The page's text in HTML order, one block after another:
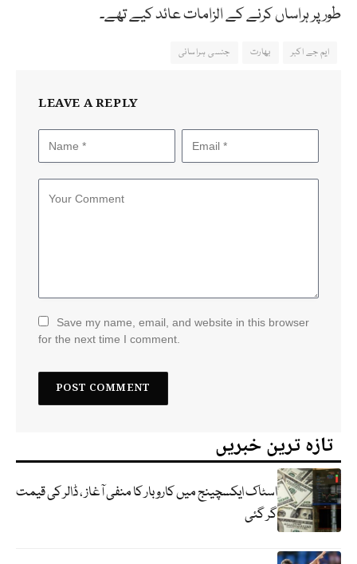
طور پر ہراساں کرنے کے الزامات عائد کیے تھے۔
ایم جے اکبر بھارت جنسی ہراسانی
LEAVE A REPLY
Save my name, email, and website in this browser
for the next time I comment.
تازہ ترین خبریں
اسٹاک ایکسچینج میں کاروبار کا منفی آغاز ، ڈالر کی قیمت
گر گئی